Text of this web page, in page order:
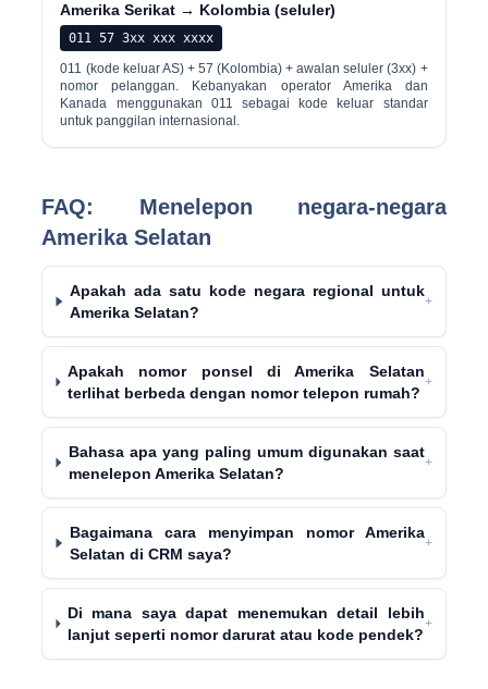
Amerika Serikat → Kolombia (seluler)
011 57 3xx xxx xxxx
011 (kode keluar AS) + 57 (Kolombia) + awalan seluler (3xx) +
nomor pelanggan. Kebanyakan operator Amerika dan
Kanada menggunakan 011 sebagai kode keluar standar
untuk panggilan internasional.
FAQ: Menelepon negara-negara
Amerika Selatan
Apakah ada satu kode negara regional untuk
Amerika Selatan?
+
Apakah nomor ponsel di Amerika Selatan
terlihat berbeda dengan nomor telepon rumah?
+
Bahasa apa yang paling umum digunakan saat
menelepon Amerika Selatan?
+
Bagaimana cara menyimpan nomor Amerika
Selatan di CRM saya?
+
Di mana saya dapat menemukan detail lebih
lanjut seperti nomor darurat atau kode pendek?
+